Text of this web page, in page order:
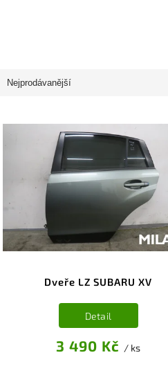
Nejprodávanější
Dveře LZ SUBARU XV
3 490 Kč / ks
Detail